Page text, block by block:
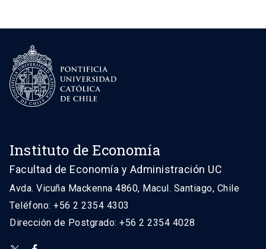
Instituto de Economía
Facultad de Economía y Administración UC
Avda. Vicuña Mackenna 4860, Macul. Santiago, Chile
Teléfono: +56 2 2354 4303
Dirección de Postgrado: +56 2 2354 4028